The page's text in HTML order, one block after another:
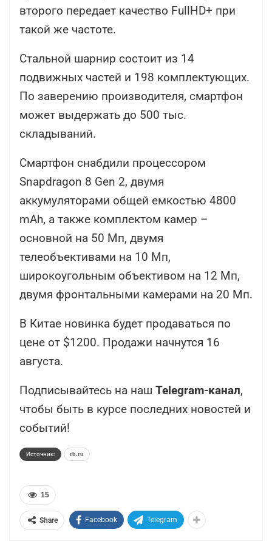
второго передает качество FullHD+ при
такой же частоте.
Стальной шарнир состоит из 14
подвижных частей и 198 комплектующих.
По заверению производителя, смартфон
может выдержать до 500 тыс.
складываний.
Смартфон снабдили процессором
Snapdragon 8 Gen 2, двумя
аккумуляторами общей емкостью 4800
mAh, а также комплектом камер –
основной на 50 Мп, двумя
телеобъективами на 10 Мп,
широкоугольным объективом на 12 Мп,
двумя фронтальными камерами на 20 Мп.
В Китае новинка будет продаваться по
цене от $1200. Продажи начнутся 16
августа.
Подписывайтесь на наш Telegram-канал,
чтобы быть в курсе последних новостей и
событий!
Источник: rb.ru
15
Share Facebook Telegram